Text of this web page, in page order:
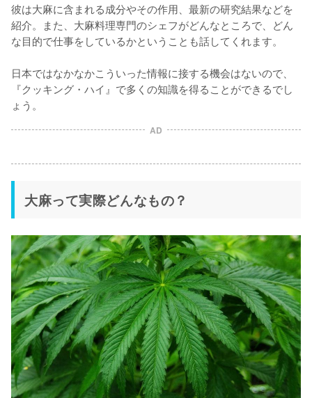
彼は大麻に含まれる成分やその作用、最新の研究結果などを
紹介。また、大麻料理専門のシェフがどんなところで、どん
な目的で仕事をしているかということも話してくれます。
日本ではなかなかこういった情報に接する機会はないので、
『クッキング・ハイ』で多くの知識を得ることができるでし
ょう。
AD
大麻って実際どんなもの？